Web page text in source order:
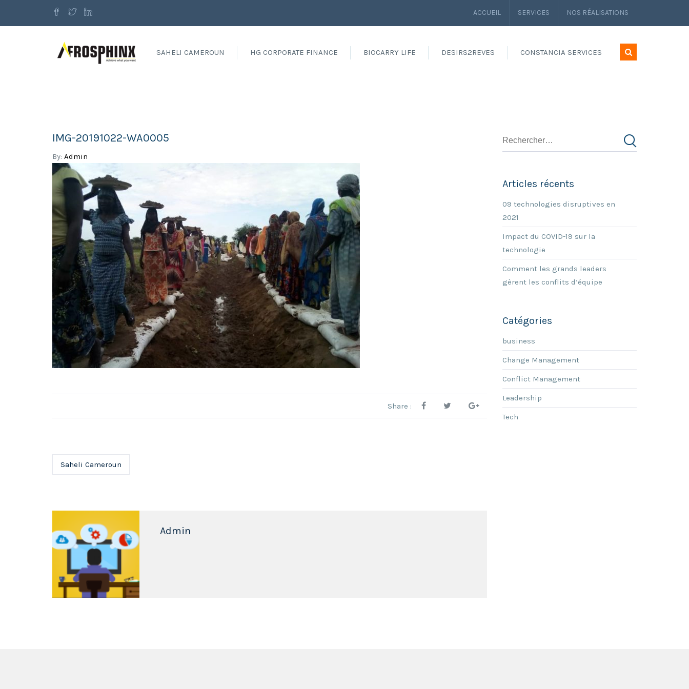
ACCUEIL SERVICES NOS RÉALISATIONS
SAHELI CAMEROUN HG CORPORATE FINANCE BIOCARRY LIFE DESIRS2REVES CONSTANCIA SERVICES
IMG-20191022-WA0005
By: Admin
Share :
Saheli Cameroun
Admin
Articles récents
09 technologies disruptives en
2021
Impact du COVID-19 sur la
technologie
Comment les grands leaders
gèrent les conflits d’équipe
Catégories
business
Change Management
Conflict Management
Leadership
Tech